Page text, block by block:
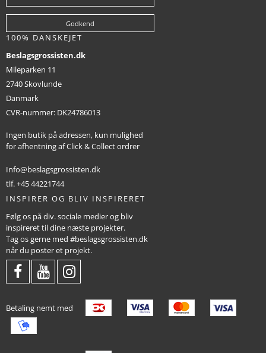
Godkend
100% DANSKEJET
Beslagsgrossisten.dk
Mileparken 11
2740 Skovlunde
Danmark
CVR-nummer: DK24786013
Ingen butik på adressen, kun mulighed
for afhentning af Click & Collect ordrer
Info@beslagsgrossisten.dk
tlf. +45 44221744
INSPIRER OG BLIV INSPIRERET
Følg os på div. sociale medier og bliv
inspireret til dine næste projekter.
Tag os gerne med #beslagsgrossisten.dk
når du poster et projekt.
Betaling nemt med